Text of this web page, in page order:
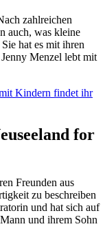
zahlreichen
auch, was kleine
hat es mit ihren
Menzel lebt mit
Kindern findet ihr
for
Freunden aus
zu beschreiben
und hat sich auf
und ihrem Sohn